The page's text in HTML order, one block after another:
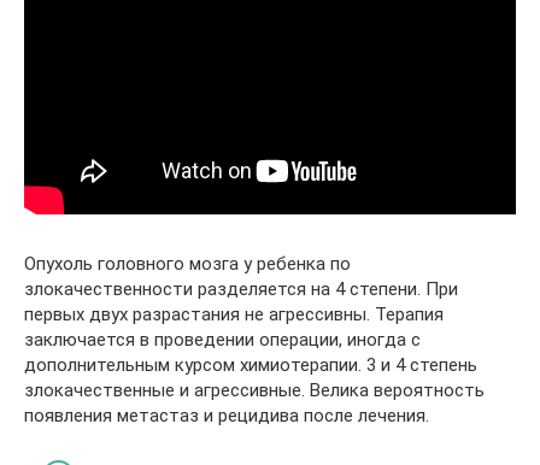
Опухоль головного мозга у ребенка по
злокачественности разделяется на 4 степени. При
первых двух разрастания не агрессивны. Терапия
заключается в проведении операции, иногда с
дополнительным курсом химиотерапии. 3 и 4 степень
злокачественные и агрессивные. Велика вероятность
появления метастаз и рецидива после лечения.